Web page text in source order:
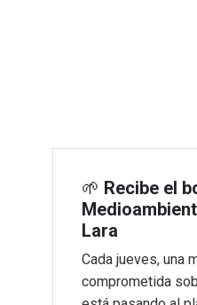
🌱 Recibe el
Lara
Cada jueves, una
comprometida